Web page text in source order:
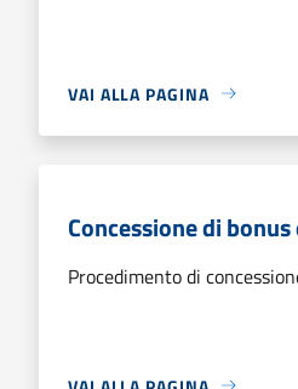
VAI ALLA PAGINA
Concessione di
Procedimento di